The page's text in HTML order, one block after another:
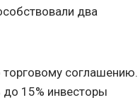
два
соглашению.
15% инвесторы